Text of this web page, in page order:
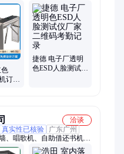
门禁闸机、工地闸机、防静
识别ESD翼闸、静电翼闸、
闸系统、PGT120测试仪、
门禁、ESD门禁系统、人脸
色
订做
捷德 电子厂透明
色ESD人脸测试仪
洽谈
真实性已核验
广东广州
、唱歌机、自助借还书机、
布流借阅机、馆员一体机、